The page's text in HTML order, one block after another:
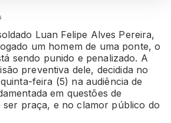
Luan Felipe Alves Pereira,
um homem de uma ponte, o
sendo punido e penalizado. A
preventiva dele, decidida no
feira (5) na audiência de
em questões de
ser praça, e no clamor público do